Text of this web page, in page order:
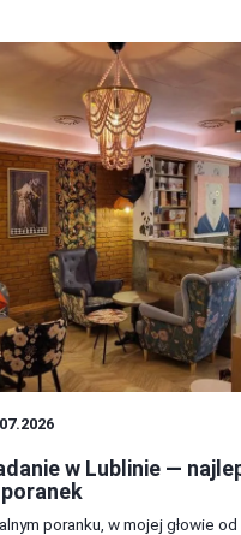
w Lublinie —
poranku, w mojej głowie od